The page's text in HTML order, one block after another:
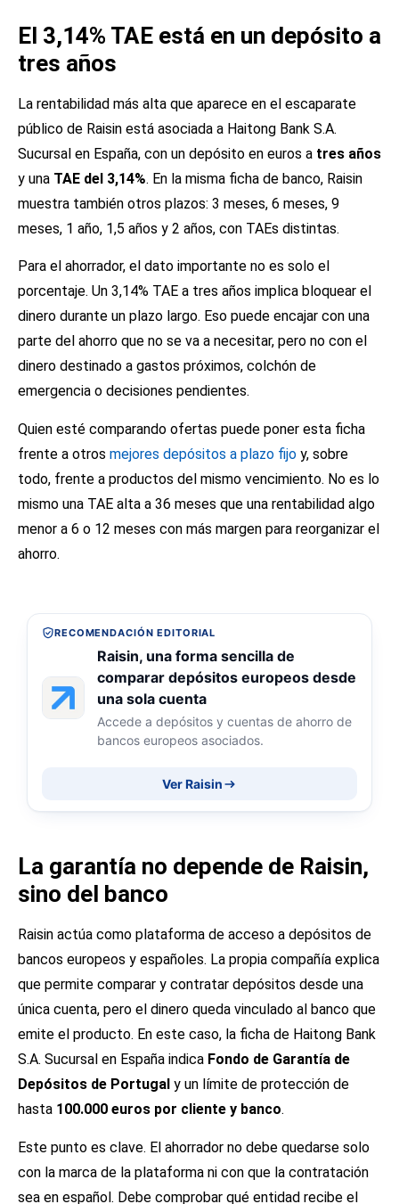
El 3,14% TAE está en un depósito a
tres años
La rentabilidad más alta que aparece en el escaparate
público de Raisin está asociada a Haitong Bank S.A.
Sucursal en España, con un depósito en euros a tres años
y una TAE del 3,14%. En la misma ficha de banco, Raisin
muestra también otros plazos: 3 meses, 6 meses, 9
meses, 1 año, 1,5 años y 2 años, con TAEs distintas.
Para el ahorrador, el dato importante no es solo el
porcentaje. Un 3,14% TAE a tres años implica bloquear el
dinero durante un plazo largo. Eso puede encajar con una
parte del ahorro que no se va a necesitar, pero no con el
dinero destinado a gastos próximos, colchón de
emergencia o decisiones pendientes.
Quien esté comparando ofertas puede poner esta ficha
frente a otros mejores depósitos a plazo fijo y, sobre
todo, frente a productos del mismo vencimiento. No es lo
mismo una TAE alta a 36 meses que una rentabilidad algo
menor a 6 o 12 meses con más margen para reorganizar el
ahorro.
RECOMENDACIÓN EDITORIAL
Raisin, una forma sencilla de
comparar depósitos europeos desde
una sola cuenta
Accede a depósitos y cuentas de ahorro de
bancos europeos asociados.
Ver Raisin
La garantía no depende de Raisin,
sino del banco
Raisin actúa como plataforma de acceso a depósitos de
bancos europeos y españoles. La propia compañía explica
que permite comparar y contratar depósitos desde una
única cuenta, pero el dinero queda vinculado al banco que
emite el producto. En este caso, la ficha de Haitong Bank
S.A. Sucursal en España indica Fondo de Garantía de
Depósitos de Portugal y un límite de protección de
hasta 100.000 euros por cliente y banco.
Este punto es clave. El ahorrador no debe quedarse solo
con la marca de la plataforma ni con que la contratación
sea en español. Debe comprobar qué entidad recibe el